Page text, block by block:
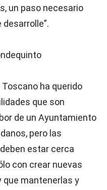
un paso necesario
ha querido
que son
de un Ayuntamiento
pero las
estar cerca
con crear nuevas
que mantenerlas y